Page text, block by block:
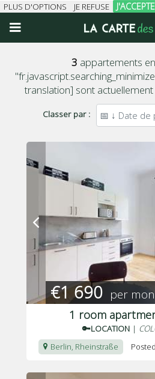
PLUS D'OPTIONS JE REFUSE J'ACCEPTE
3 appartements
translation] sont
Classer par :
€1 690 per
1 room
🔑LOCATION |
Berlin, Rheinstraße